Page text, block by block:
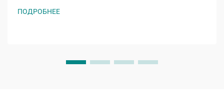
включает восьмиуглеродную алкильную цепь,
ПОДРОБНЕЕ